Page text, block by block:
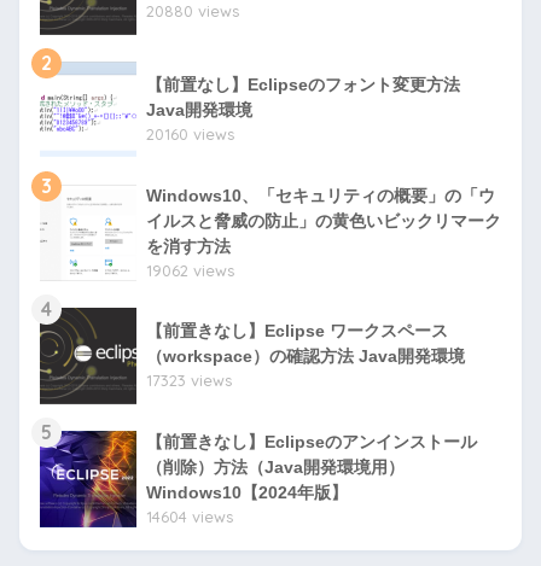
20880 views
2
【前置なし】Eclipseのフォント変更方法
Java開発環境
20160 views
3
Windows10、「セキュリティの概要」の「ウ
イルスと脅威の防止」の黄色いビックリマーク
を消す方法
19062 views
4
【前置きなし】Eclipse ワークスペース
（workspace）の確認方法 Java開発環境
17323 views
5
【前置きなし】Eclipseのアンインストール
（削除）方法（Java開発環境用）
Windows10【2024年版】
14604 views